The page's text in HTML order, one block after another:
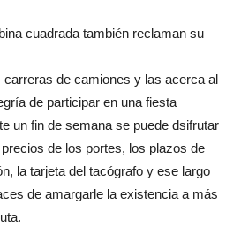
cuadrada también reclaman su
carreras de camiones y las acerca al
de participar en una fiesta
un fin de semana se puede dsifrutar
de los portes, los plazos de
la tarjeta del tacógrafo y ese largo
de amargarle la existencia a más